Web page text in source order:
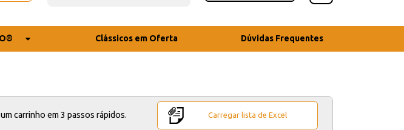
Clássicos em Oferta Dúvidas Frequentes
carrinho em 3 passos rápidos. Carregar lista de Excel